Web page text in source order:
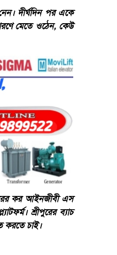
দীর্ঘদিন পর একে
মেতে ওঠেন, কেউ
কর আইনজীবী এস
শ্রীপুরের ব্যাচ
করতে চাই।